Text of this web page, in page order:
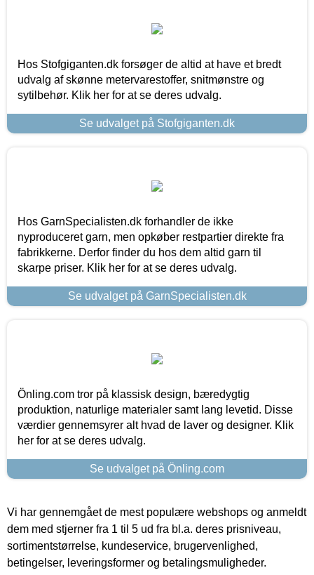
Hos Stofgiganten.dk forsøger de altid at have et bredt
udvalg af skønne metervarestoffer, snitmønstre og
sytilbehør. Klik her for at se deres udvalg.
Se udvalget på Stofgiganten.dk
Hos GarnSpecialisten.dk forhandler de ikke
nyproduceret garn, men opkøber restpartier direkte fra
fabrikkerne. Derfor finder du hos dem altid garn til
skarpe priser. Klik her for at se deres udvalg.
Se udvalget på GarnSpecialisten.dk
Önling.com tror på klassisk design, bæredygtig
produktion, naturlige materialer samt lang levetid. Disse
værdier gennemsyrer alt hvad de laver og designer. Klik
her for at se deres udvalg.
Se udvalget på Önling.com
Vi har gennemgået de mest populære webshops og anmeldt
dem med stjerner fra 1 til 5 ud fra bl.a. deres prisniveau,
sortimentstørrelse, kundeservice, brugervenlighed,
betingelser, leveringsformer og betalingsmuligheder.